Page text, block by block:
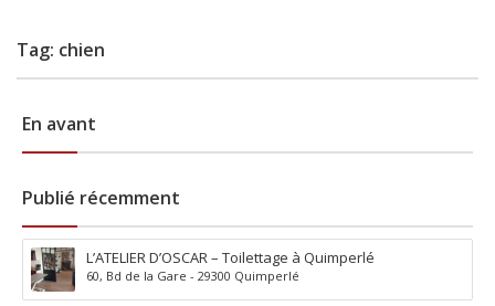
Tag: chien
En avant
Publié récemment
L’ATELIER D’OSCAR – Toilettage à Quimperlé
60, Bd de la Gare - 29300 Quimperlé